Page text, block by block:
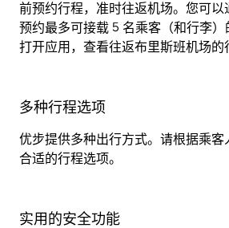
前预约行程，准时往返机场。您可以
预约最多可接载 5 名乘客（和行李）
打开应用，查看往返布里斯班机场的
多种行程选项
优步提供多种出行方式。请根据乘
合适的行程选项。
实用的安全功能